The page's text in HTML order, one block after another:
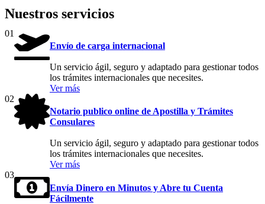
Nuestros servicios
01
Envío de carga internacional
Un servicio ágil, seguro y adaptado para gestionar todos
los trámites internacionales que necesites.
Ver más
02
Notario publico online de Apostilla y Trámites
Consulares
Un servicio ágil, seguro y adaptado para gestionar todos
los trámites internacionales que necesites.
Ver más
03
Envía Dinero en Minutos y Abre tu Cuenta
Fácilmente